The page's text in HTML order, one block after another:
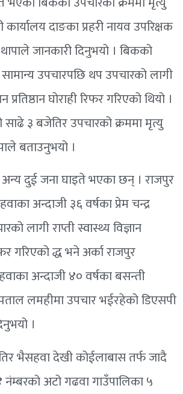
दाङका प्रहरी नायव उपरिक्षक
जानकारी दिनुभयो । बिकको
उपचारपछि थप उपचारको लागी
प्रतिष्ठान घोराही रिफर गरिएको थियो ।
३ बजेतिर उपचारको क्रममा मृत्यु
बताउनुभयो ।
अन्य दुई जना घाइते भएका छन् । राजपुर
अन्दाजी ३६ वर्षका प्रेम चन्द्र
लागी राप्ती स्वास्थ्य विज्ञान
गरिएको द्ध भने अर्का राजपुर
अन्दाजी ४० वर्षका बसन्ती
लमहीमा उपचार भईरहेको डिएसपी
।
भैसहवा देखी कोईलाबास तर्फ जादै
अटो गढवा गाउँपालिका ५